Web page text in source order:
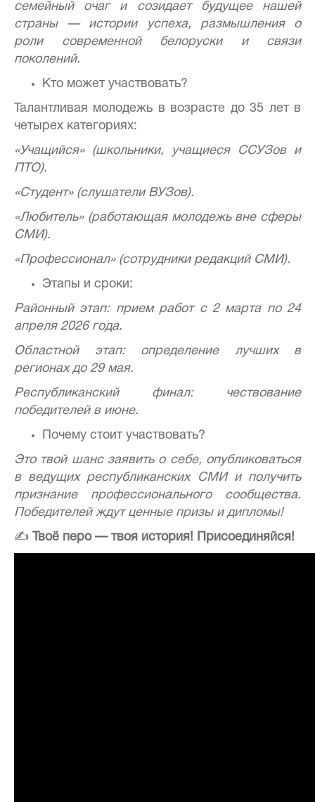
семейный очаг и созидает будущее нашей
страны — истории успеха, размышления о
роли современной белоруски и связи
поколений.
Кто может участвовать?
Талантливая молодежь в возрасте до 35 лет в
четырех категориях:
«Учащийся» (школьники, учащиеся ССУЗов и
ПТО).
«Студент» (слушатели ВУЗов).
«Любитель» (работающая молодежь вне сферы
СМИ).
«Профессионал» (сотрудники редакций СМИ).
Этапы и сроки:
Районный этап: прием работ с 2 марта по 24
апреля 2026 года.
Областной этап: определение лучших в
регионах до 29 мая.
Республиканский финал: чествование
победителей в июне.
Почему стоит участвовать?
Это твой шанс заявить о себе, опубликоваться
в ведущих республиканских СМИ и получить
признание профессионального сообщества.
Победителей ждут ценные призы и дипломы!
✍️ Твоё перо — твоя история! Присоединяйся!